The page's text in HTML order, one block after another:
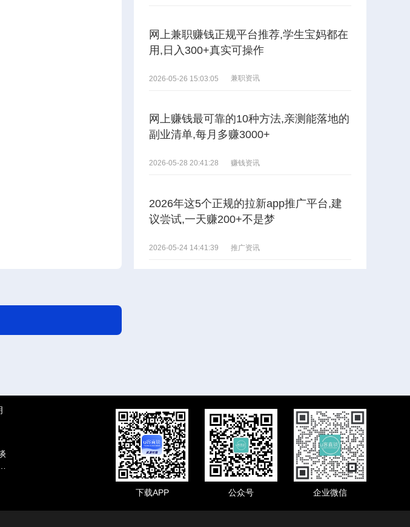
网上兼职赚钱正规平台推荐,学生宝妈都在
用,日入300+真实可操作
2026-05-26 15:03:05 兼职资讯
网上赚钱最可靠的10种方法,亲测能落地的
副业清单,每月多赚3000+
2026-05-28 20:41:28 赚钱资讯
2026年这5个正规的拉新app推广平台,建
议尝试,一天赚200+不是梦
2026-05-24 14:41:39 推广资讯
下载APP 公众号 企业微信